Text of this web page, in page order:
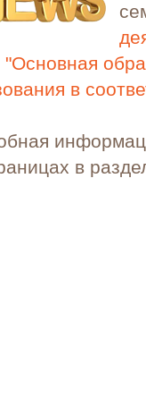
"Основная
в
в